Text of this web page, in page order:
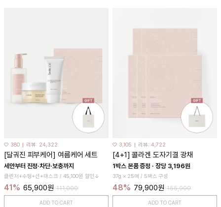
♡ 380 리뷰: 24,322
[달궈진 피부케어] 여름케어 세트
세안부터 진정·차단·보충까지
클렌저+수딩+선+마스크 / 45,100원 할인↓
41% 65,900원 111,000
ADD TO CART
♡ 3,105 리뷰: 4,722
[4+1] 콜라겐 도자기결 광채
1박스 본품 증정 · 장당 3,196원
37g × 25매 / 5박스 구성
48% 79,900원 155,000
ADD TO CART